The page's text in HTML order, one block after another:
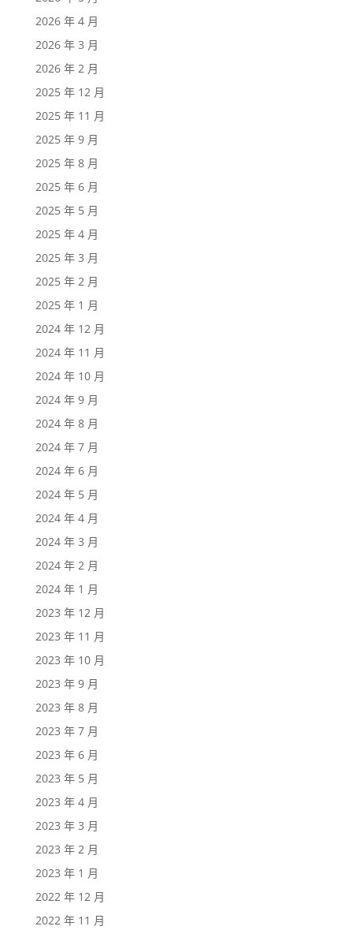
2026 年 4 月
2026 年 3 月
2026 年 2 月
2025 年 12 月
2025 年 11 月
2025 年 9 月
2025 年 8 月
2025 年 6 月
2025 年 5 月
2025 年 4 月
2025 年 3 月
2025 年 2 月
2025 年 1 月
2024 年 12 月
2024 年 11 月
2024 年 10 月
2024 年 9 月
2024 年 8 月
2024 年 7 月
2024 年 6 月
2024 年 5 月
2024 年 4 月
2024 年 3 月
2024 年 2 月
2024 年 1 月
2023 年 12 月
2023 年 11 月
2023 年 10 月
2023 年 9 月
2023 年 8 月
2023 年 7 月
2023 年 6 月
2023 年 5 月
2023 年 4 月
2023 年 3 月
2023 年 2 月
2023 年 1 月
2022 年 12 月
2022 年 11 月